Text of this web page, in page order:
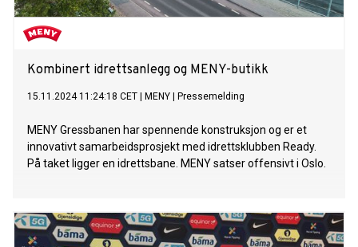
Kombinert idrettsanlegg og MENY-butikk
15.11.2024 11:24:18 CET MENY Pressemelding
MENY Gressbanen har spennende konstruksjon og er et
innovativt samarbeidsprosjekt med idrettsklubben Ready.
På taket ligger en idrettsbane. MENY satser offensivt i Oslo.